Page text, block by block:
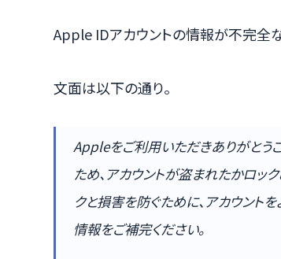
Apple IDアカウントの情報が不完全
文面は以下の通り。
Appleをご利用いただきありがとう
ため、アカウントが盗まれたかロッ
クと損害を防ぐために、アカウント
情報をご補完ください。